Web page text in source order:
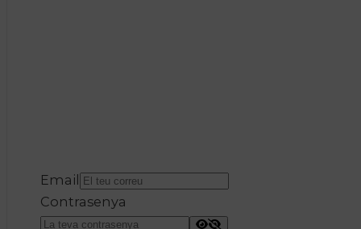
Email
Contrasenya